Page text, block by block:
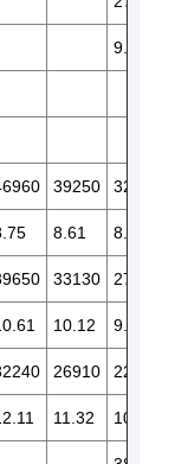
9.99
39250 32590
8.61 8.33
33130 27410
10.12 9.53
26910 22240
11.32 10.47